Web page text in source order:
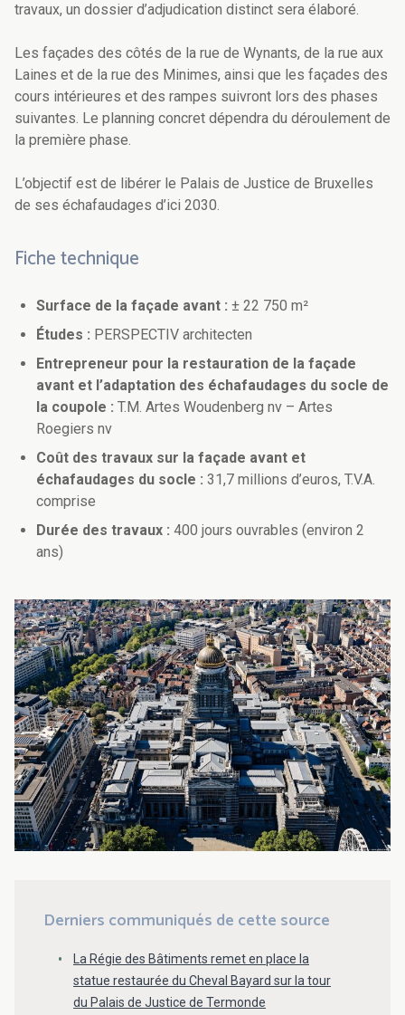
travaux, un dossier d’adjudication distinct sera élaboré.
Les façades des côtés de la rue de Wynants, de la rue aux
Laines et de la rue des Minimes, ainsi que les façades des
cours intérieures et des rampes suivront lors des phases
suivantes. Le planning concret dépendra du déroulement de
la première phase.
L’objectif est de libérer le Palais de Justice de Bruxelles
de ses échafaudages d’ici 2030.
Fiche technique
Surface de la façade avant : ± 22 750 m²
Études : PERSPECTIV architecten
Entrepreneur pour la restauration de la façade
avant et l’adaptation des échafaudages du socle de
la coupole : T.M. Artes Woudenberg nv – Artes
Roegiers nv
Coût des travaux sur la façade avant et
échafaudages du socle : 31,7 millions d’euros, T.V.A.
comprise
Durée des travaux : 400 jours ouvrables (environ 2
ans)
Derniers communiqués de cette source
La Régie des Bâtiments remet en place la
statue restaurée du Cheval Bayard sur la tour
du Palais de Justice de Termonde